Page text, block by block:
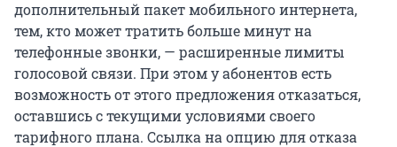
дополнительный пакет мобильного интернета,
тем, кто может тратить больше минут на
телефонные звонки, — расширенные лимиты
голосовой связи. При этом у абонентов есть
возможность от этого предложения отказаться,
оставшись с текущими условиями своего
тарифного плана. Ссылка на опцию для отказа